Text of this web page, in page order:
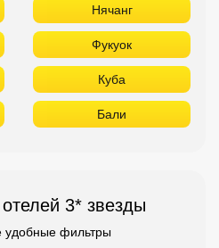
Нячанг
Фукуок
Куба
Бали
3* звезды
удобные фильтры